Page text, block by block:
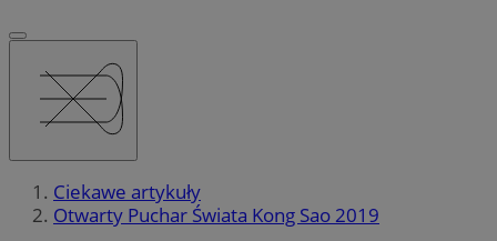
Ciekawe artykuły
Otwarty Puchar Świata Kong Sao 2019